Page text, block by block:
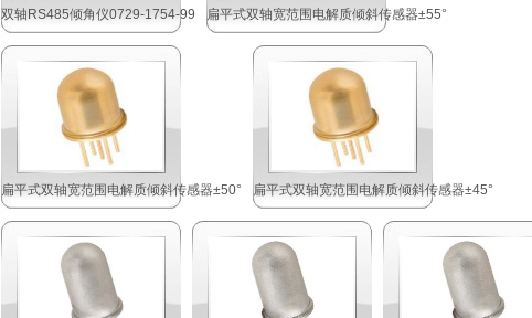
双轴RS485倾角仪0729-1754-99 扁平式双轴宽范围电解质倾斜传感器±55°
扁平式双轴宽范围电解质倾斜传感器±50° 扁平式双轴宽范围电解质倾斜传感器±45°